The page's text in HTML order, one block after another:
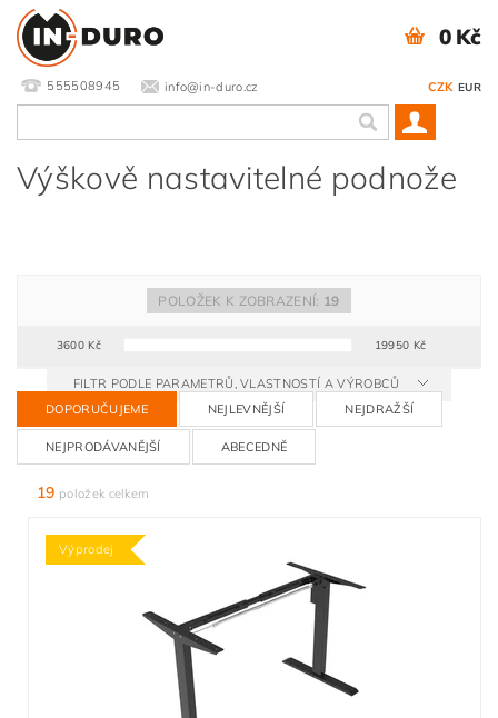
555508945 info@in-duro.cz CZK EUR
0 Kč
Výškově nastavitelné podnože
3600Kč 19950 Kč
POLOŽEK K ZOBRAZENÍ: 19
FILTR PODLE PARAMETRŮ, VLASTNOSTÍ A VÝROBCŮ
DOPORUČUJEME
NEJLEVNĚJŠÍ NEJDRAŽŠÍ
NEJPRODÁVANĚJŠÍ ABECEDNĚ
19 položek celkem
Výprodej